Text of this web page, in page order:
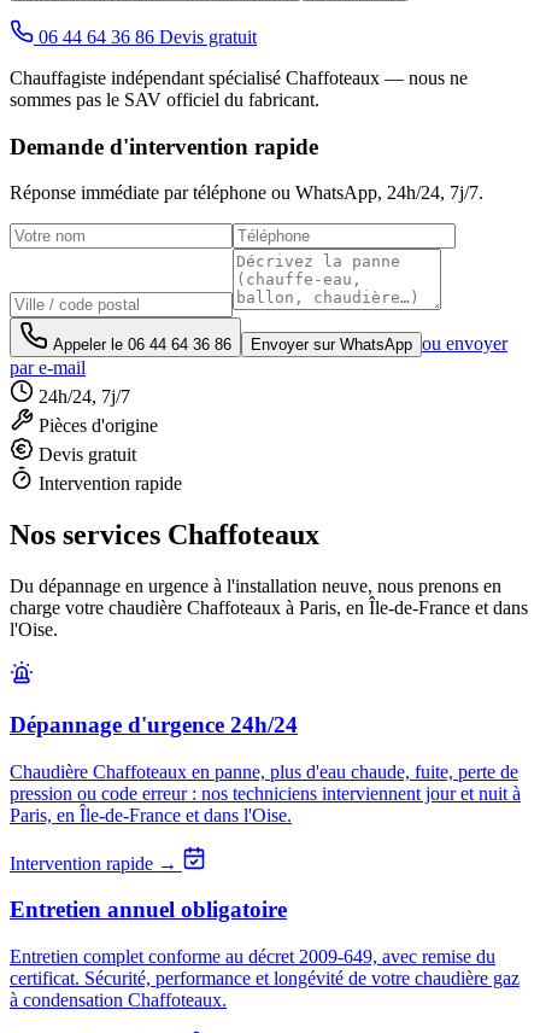
06 44 64 36 86 Devis gratuit
Chauffagiste indépendant spécialisé Chaffoteaux — nous ne
sommes pas le SAV officiel du fabricant.
Demande d'intervention rapide
Réponse immédiate par téléphone ou WhatsApp, 24h/24, 7j/7.
Appeler le 06 44 64 36 86 Envoyer sur WhatsApp ou envoyer
par e-mail
24h/24, 7j/7
Pièces d'origine
Devis gratuit
Intervention rapide
Nos services Chaffoteaux
Du dépannage en urgence à l'installation neuve, nous prenons en
charge votre chaudière Chaffoteaux à Paris, en Île-de-France et dans
l'Oise.
Dépannage d'urgence 24h/24
Chaudière Chaffoteaux en panne, plus d'eau chaude, fuite, perte de
pression ou code erreur : nos techniciens interviennent jour et nuit à
Paris, en Île-de-France et dans l'Oise.
Intervention rapide →
Entretien annuel obligatoire
Entretien complet conforme au décret 2009-649, avec remise du
certificat. Sécurité, performance et longévité de votre chaudière gaz
à condensation Chaffoteaux.